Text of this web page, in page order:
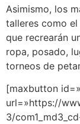
Asimismo, los
talleres como
que recrearán
ropa, posado,
torneos de
[maxbutton
url=»https://
3/